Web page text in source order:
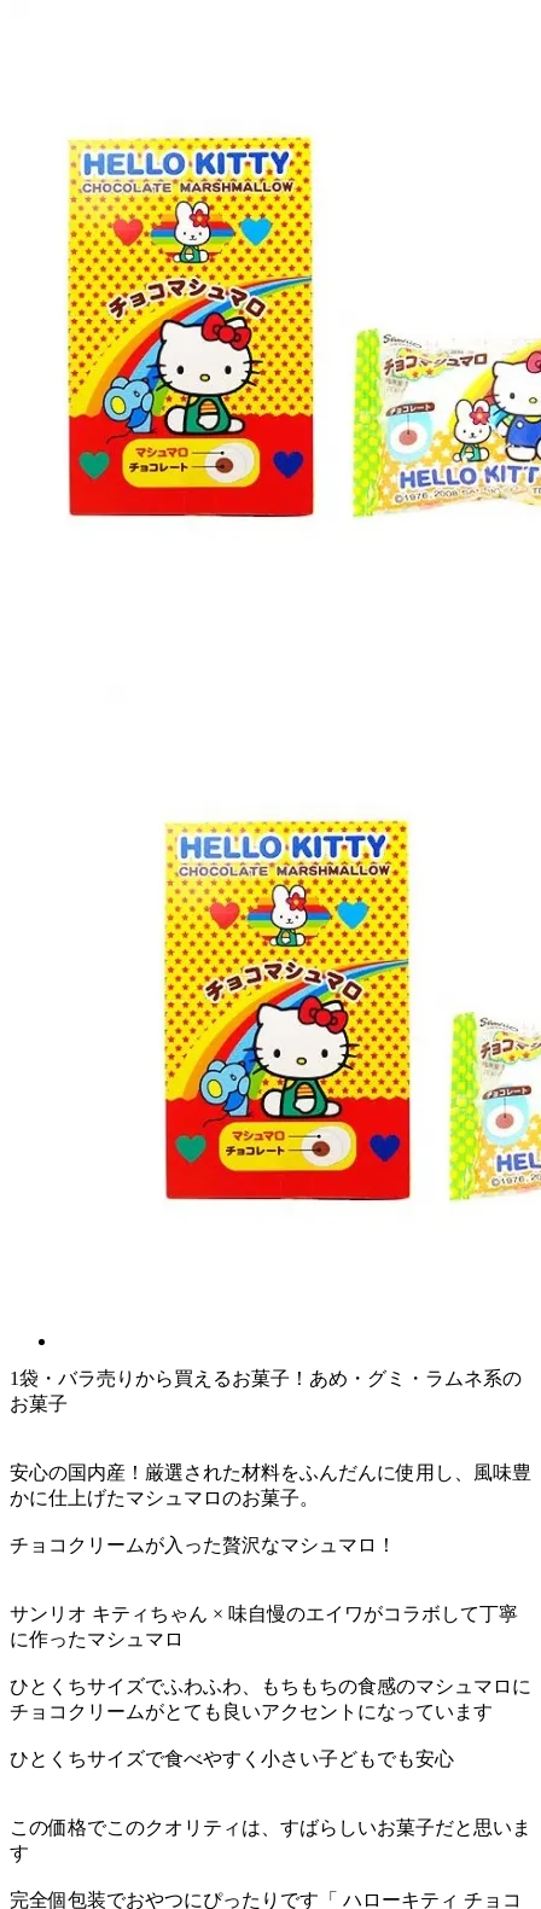
1袋・バラ売りから買えるお菓子！あめ・グミ・ラムネ系の
お菓子
安心の国内産！厳選された材料をふんだんに使用し、風味豊
かに仕上げたマシュマロのお菓子。
チョコクリームが入った贅沢なマシュマロ！
サンリオ キティちゃん × 味自慢のエイワがコラボして丁寧
に作ったマシュマロ
ひとくちサイズでふわふわ、もちもちの食感のマシュマロに
チョコクリームがとても良いアクセントになっています
ひとくちサイズで食べやすく小さい子どもでも安心
この価格でこのクオリティは、すばらしいお菓子だと思いま
す
完全個包装でおやつにぴったりです「 ハローキティ チョコ